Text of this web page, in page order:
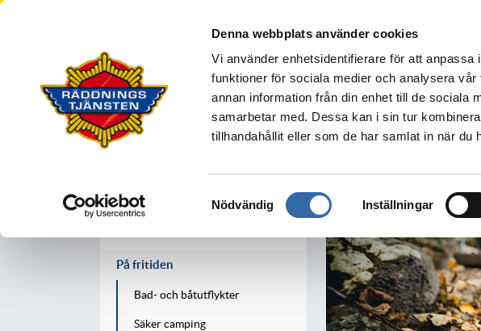
Denna webbplats använder cookies
Vi använder enhetsidentifierare för att
funktioner för sociala medier och analysera
annan information från din enhet till de sociala
samarbetar med. Dessa kan i sin tur
tillhandahållit eller som de har samlat in när du
Samtyckesval
Nödvändig Inställningar
BORÅS
Din säkerhet Företag Skola
I hemmet
På fritiden
Bad- och båtutflykter
Säker camping